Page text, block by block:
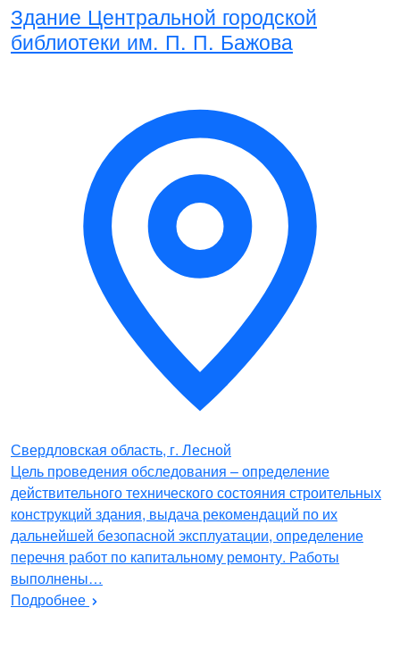
Здание Центральной городской
библиотеки им. П. П. Бажова
Свердловская область, г. Лесной
Цель проведения обследования – определение
действительного технического состояния строительных
конструкций здания, выдача рекомендаций по их
дальнейшей безопасной эксплуатации, определение
перечня работ по капитальному ремонту. Работы
выполнены…
Подробнее